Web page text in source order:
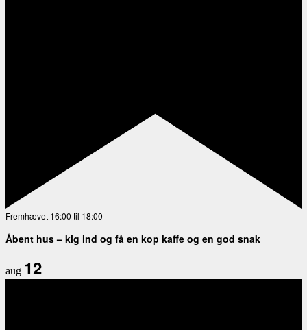
Fremhævet 16:00 til 18:00
Åbent hus – kig ind og få en kop kaffe og en god snak
aug 12